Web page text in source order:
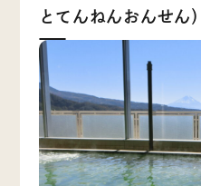
とてんねんおんせん）